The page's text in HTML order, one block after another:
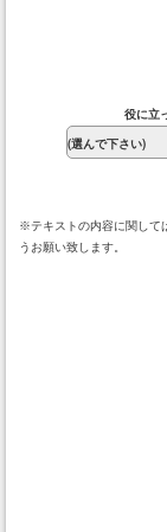
役に立
※テキストの内容に関して
うお願い致します。